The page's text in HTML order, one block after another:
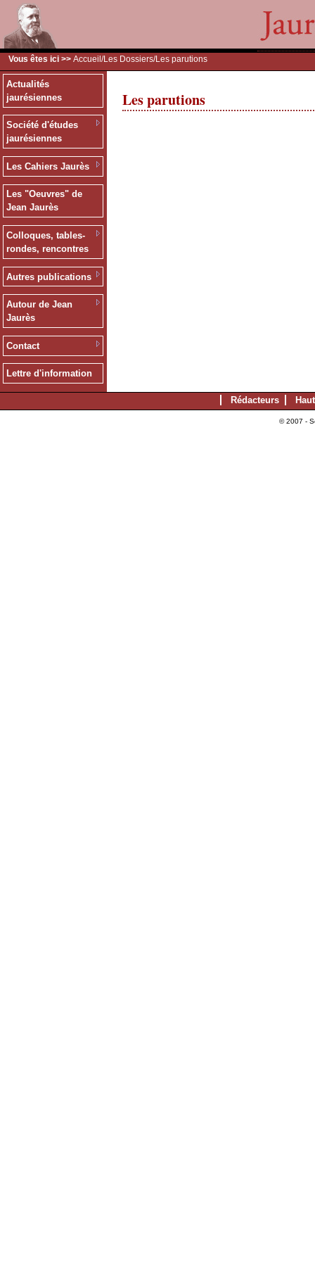
Vous êtes ici >> Accueil /Les Dossiers/Les parutions
Actualités
jaurésiennes
Société d'études
jaurésiennes
Les Cahiers Jaurès
Les "Oeuvres" de
Jean Jaurès
Colloques, tables-
rondes, rencontres
Autres publications
Autour de Jean
Jaurès
Contact
Lettre d'information
Les parutions
Rédacteurs
© 2007 -